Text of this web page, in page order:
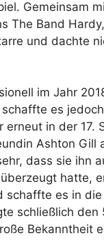
Gemeinsam
The Band
und dachte
im Jahr
es
in der 17.
Ashton Gill
dass sie ihn
hatte,
schaffte es in
schließlich
Bekanntheit